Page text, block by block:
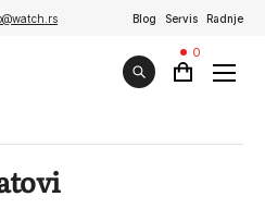
Blog Servis Radnje
0